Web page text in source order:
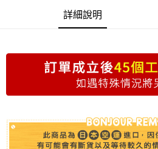
每筆NT$70，滿NT$999(含以上)免運費
每筆NT$70，滿NT$999(含以上)免運費
每筆NT$9,999
(未開放使用)萊爾富
每筆NT$9,999
詳細說明